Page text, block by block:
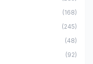
(168)
(245)
(48)
(92)